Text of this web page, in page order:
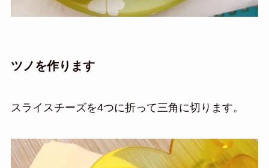
ツノを作ります
スライスチーズを4つに折って三角に切ります。